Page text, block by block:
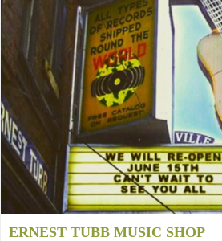
ERNEST TUBB MUSIC SHOP